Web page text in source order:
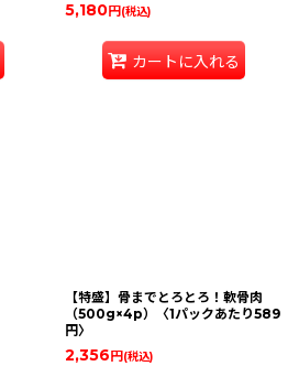
5,180円 (税込)
カートに入れる
【特盛】骨までとろとろ！軟骨肉
（500g×4p）〈1パックあたり589
円〉
2,356 円 (税込)